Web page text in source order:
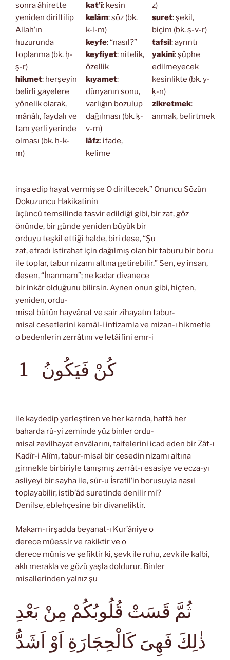
sonra âhirette
yeniden diriltilip
Allah’ın
huzurunda
toplanma (bk. ḥ-
ş-r)
hikmet: herşeyin
belirli gayelere
yönelik olarak,
mânâlı, faydalı ve
tam yerli yerinde
olması (bk. ḥ-k-
m)
kat’î: kesin
kelâm: söz (bk.
k-l-m)
keyfe: “nasıl?”
keyfiyet: nitelik,
özellik
kıyamet:
dünyanın sonu,
varlığın bozulup
dağılması (bk. ḳ-
v-m)
lâfz: ifade,
kelime
z)
suret: şekil,
biçim (bk. ṣ-v-r)
tafsil : ayrıntı
yakinî: şüphe
edilmeyecek
kesinlikte (bk. y-
ḳ-n)
zikretmek:
anmak, belirtmek
inşa edip hayat vermişse O diriltecek.” Onuncu Sözün
Dokuzuncu Hakikatinin
üçüncü temsilinde tasvir edildiği gibi, bir zat, göz
önünde, bir günde yeniden büyük bir
orduyu teşkil ettiği halde, biri dese, “Şu
zat, efradı istirahat için dağılmış olan bir taburu bir boru
ile toplar, tabur nizamı altına getirebilir.” Sen, ey insan,
desen, “İnanmam”; ne kadar divanece
bir inkâr olduğunu bilirsin. Aynen onun gibi, hiçten,
yeniden, ordu-
misal bütün hayvânat ve sair zîhayatın tabur-
misal cesetlerini kemâl-i intizamla ve mizan-ı hikmetle
o bedenlerin zerrâtını ve letâifini emr-i
كُنْ فَيَكُونُ1
ile kaydedip yerleştiren ve her karnda, hattâ her
baharda rû-yi zeminde yüz binler ordu-
misal zevilhayat envâlarını, taifelerini icad eden bir Zât-ı
Kadîr-i Alîm, tabur-misal bir cesedin nizamı altına
girmekle birbiriyle tanışmış zerrât-ı esasiye ve ecza-yı
asliyeyi bir sayha ile, sûr-u İsrafil’in borusuyla nasıl
toplayabilir, istib’âd suretinde denilir mi?
Denilse, eblehçesine bir divaneliktir.
Makam-ı irşadda beyanat-ı Kur’âniye o
derece müessir ve rakiktir ve o
derece mûnis ve şefiktir ki, şevk ile ruhu, zevk ile kalbi,
aklı merakla ve gözü yaşla doldurur. Binler
misallerinden yalnız şu
ثُمَّ قَسَتْ قُلُوبُكُمْ مِنْ بَعْدِ
ذٰلِكَ فَهِىَ كَالْحِجَارَةِ اَوْ اَشَدُّ